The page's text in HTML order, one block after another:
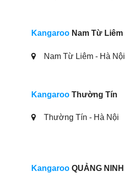
KangarooNam Từ Liêm
Nam Từ Liêm - Hà Nội
KangarooThường Tín
Thường Tín - Hà Nội
KangarooQUẢNG NINH